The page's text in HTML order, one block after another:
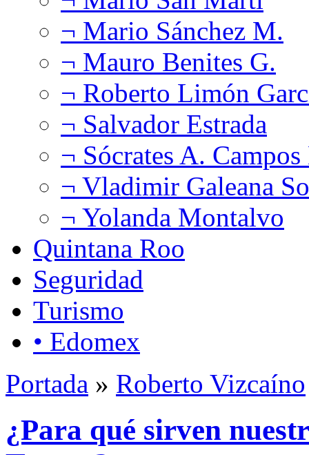
¬ Mario Sánchez M.
¬ Mauro Benites G.
¬ Roberto Limón
¬ Salvador Estrada
¬ Sócrates A.
¬ Vladimir Galeana
¬ Yolanda Montalvo
Quintana Roo
Seguridad
Turismo
• Edomex
Portada » Roberto Vizcaíno
¿Para qué sirven